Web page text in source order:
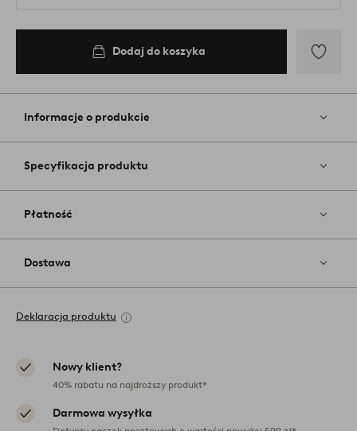
Dodaj do koszyka
do
Informacje o produkcie
Specyfikacja produktu
Płatność
Dostawa
Deklaracja produktu
Nowy klient?
40% rabatu na najdroższy produkt*
Darmowa wysyłka